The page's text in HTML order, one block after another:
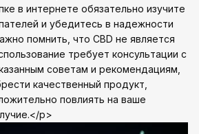
в интернете обязательно изучите
и убедитесь в надежности
помнить, что CBD не является
требует консультации с
советам и рекомендациям,
качественный продукт,
повлиять на ваше
p>